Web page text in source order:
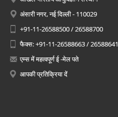
अंसारी नगर, नई दिल्ली - 110029
+91-11-26588500 / 26588700
फैक्स: +91-11-26588663 / 26588641
एम्स में महत्वपूर्ण ई -मेल पते
आपकी प्रतिक्रिया दें